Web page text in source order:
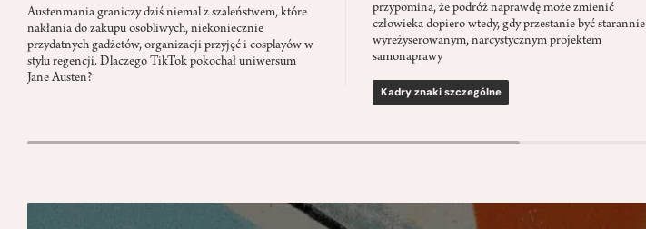
Austenmania graniczy dziś niemal z szaleństwem, które
nakłania do zakupu osobliwych, niekoniecznie
przydatnych gadżetów, organizacji przyjęć i cosplayów w
stylu regencji. Dlaczego TikTok pokochał uniwersum
Jane Austen?
przypomina, że podróż naprawdę może zmienić
człowieka dopiero wtedy, gdy przestanie być starannie
wyreżyserowanym, narcystycznym projektem
samonaprawy
Kadry znaki szczególne